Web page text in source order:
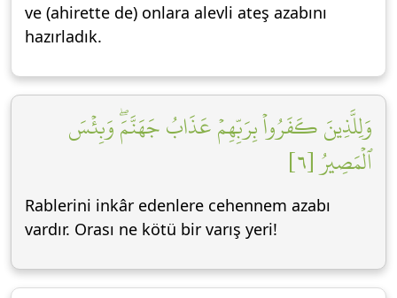
ve (ahirette de) onlara alevli ateş azabını
hazırladık.
وَلِلَّذِينَ كَفَرُواْ بِرَبِّهِمۡ عَذَابُ جَهَنَّمَۖ وَبِئۡسَ
ٱلۡمَصِيرُ [٦]
Rablerini inkâr edenlere cehennem azabı
vardır. Orası ne kötü bir varış yeri!